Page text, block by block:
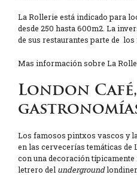
La Rollerie está indicado para
desde 250 hasta 600m2. La
de sus restaurantes parte de los
Mas información sobre La
London
Los famosos pintxos vascos y
en las cervecerías temáticas de
con una decoración típicamente
letrero del underground